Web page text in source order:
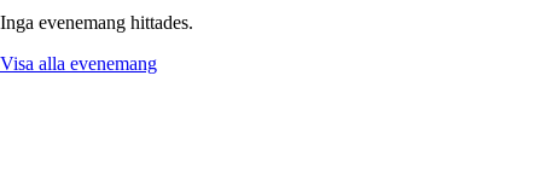
Inga evenemang hittades.
Visa alla evenemang